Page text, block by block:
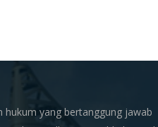
hukum yang bertanggung jawab